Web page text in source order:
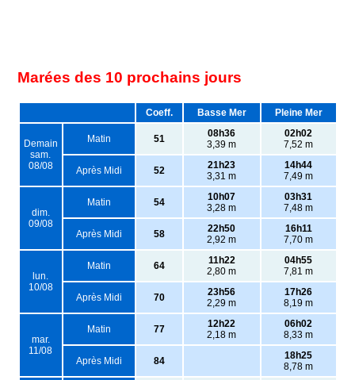
Marées des 10 prochains jours
Coeff. Basse Mer Pleine Mer
Demain
sam.
08/08
Matin 51
08h36
3,39 m
02h02
7,52 m
Après Midi 52
21h23
3,31 m
14h44
7,49 m
dim.
09/08
Matin 54
10h07
3,28 m
03h31
7,48 m
Après Midi 58
22h50
2,92 m
16h11
7,70 m
lun.
10/08
Matin 64
11h22
2,80 m
04h55
7,81 m
Après Midi 70
23h56
2,29 m
17h26
8,19 m
mar.
11/08
Matin 77
12h22
2,18 m
06h02
8,33 m
Après Midi 84
18h25
8,78 m